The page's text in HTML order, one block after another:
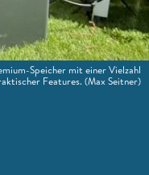
Speicher mit einer Vielzahl
Features.(Max Seitner)